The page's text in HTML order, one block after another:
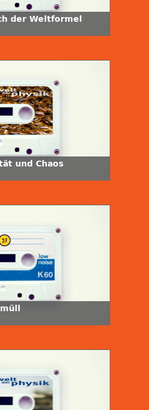
der Weltformel
und Chaos